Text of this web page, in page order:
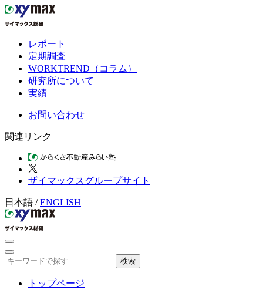
レポート
定期調査
WORKTREND（コラム）
研究所について
実績
お問い合わせ
関連リンク
ザイマックスグループサイト
日本語 /ENGLISH
検索
トップページ